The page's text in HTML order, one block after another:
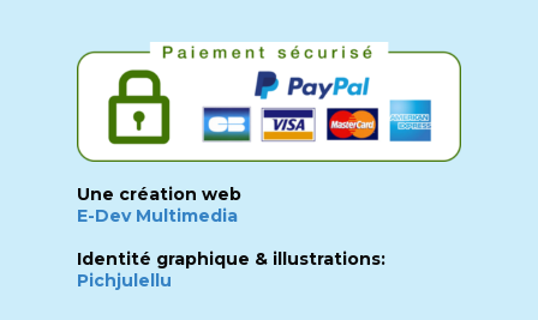
Une création web
E-Dev Multimedia
Identité graphique & illustrations:
Pichjulellu